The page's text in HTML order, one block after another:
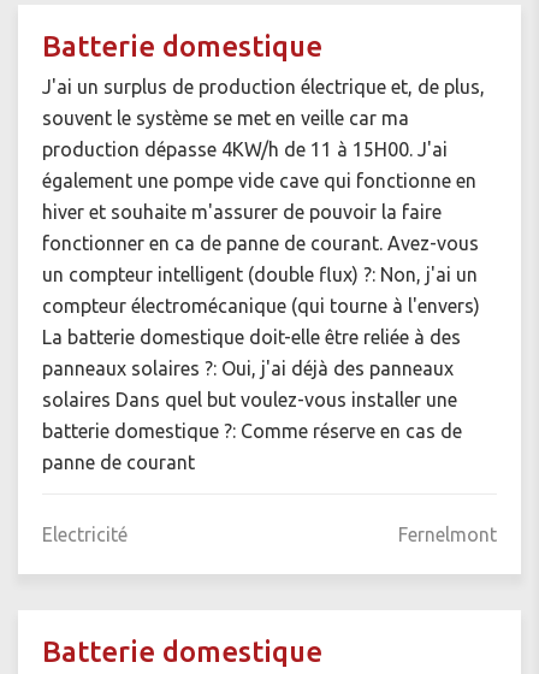
Batterie domestique
J'ai un surplus de production électrique et, de plus,
souvent le système se met en veille car ma
production dépasse 4KW/h de 11 à 15H00. J'ai
également une pompe vide cave qui fonctionne en
hiver et souhaite m'assurer de pouvoir la faire
fonctionner en ca de panne de courant. Avez-vous
un compteur intelligent (double flux) ?: Non, j'ai un
compteur électromécanique (qui tourne à l'envers)
La batterie domestique doit-elle être reliée à des
panneaux solaires ?: Oui, j'ai déjà des panneaux
solaires Dans quel but voulez-vous installer une
batterie domestique ?: Comme réserve en cas de
panne de courant
Electricité Fernelmont
Batterie domestique